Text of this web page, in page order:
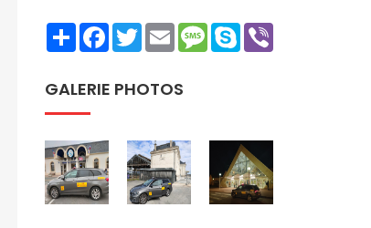
ShareFacebookTwitterEmailMessage
Skype
GALERIE PHOTOS